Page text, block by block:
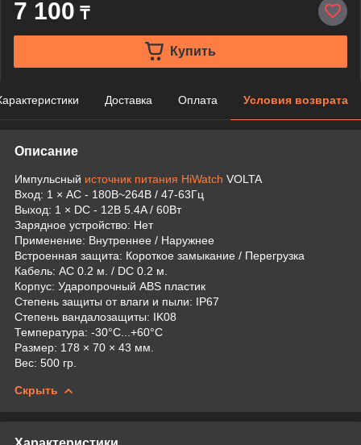
7 100 ₸
Купить
Доставка Оплата Условия возврата
Описание
Импульсный источник питания HiWatch VOLTA
Вход: 1 × AC - 180В~264В / 47-63Гц
Выход: 1 × DC - 12В 5.4A / 60Вт
Зарядное устройство: Нет
Применение: Внутреннее / Наружнее
Встроенная защита: Короткое замыкание / Перегрузка
Кабель: АС 0.2 м. / DC 0.2 м.
Корпус: Ударопрочный ABS пластик
Степень защиты от влаги и пыли: IP67
Степень вандалозащиты: IK08
Температура: -30°C...+60°C
Размер: 178 × 70 × 43 мм.
Вес: 500 гр.
Скрыть